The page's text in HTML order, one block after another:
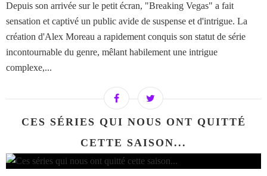
Depuis son arrivée sur le petit écran, "Breaking Vegas" a fait
sensation et captivé un public avide de suspense et d'intrigue. La
création d'Alex Moreau a rapidement conquis son statut de série
incontournable du genre, mêlant habilement une intrigue
complexe,...
CES SÉRIES QUI NOUS ONT QUITTÉ
CETTE SAISON...